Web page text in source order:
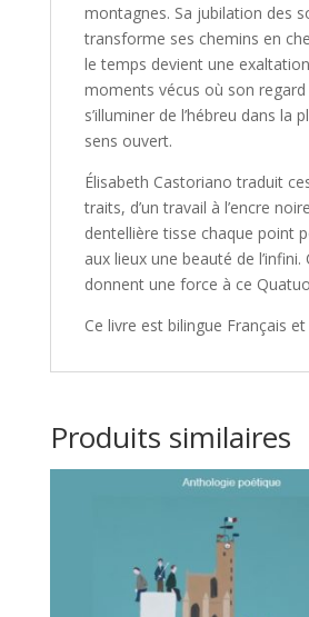
montagnes. Sa jubilation des
transforme ses chemins en
le temps devient une
moments vécus où son
s’illuminer de l’hébreu dans la
sens ouvert.
Élisabeth Castoriano traduit
traits, d’un travail à l’encre
dentellière tisse chaque point
aux lieux une beauté de l’infini.
donnent une force à ce
Ce livre est bilingue Français
Produits similaires